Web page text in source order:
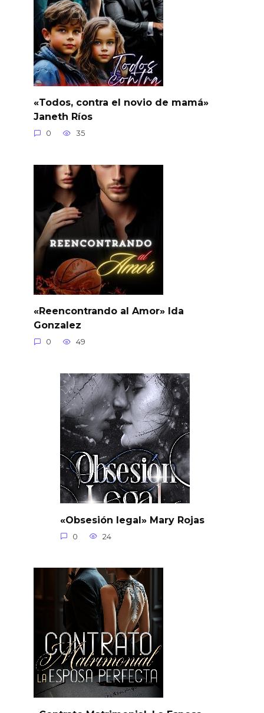
«Todos, contra el novio de mamá»
Janeth Ríos
0 35
«Reencontrando al Amor» Ida
Gonzalez
0 49
«Obsesión legal» Mary Rojas
0 24